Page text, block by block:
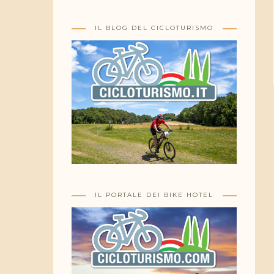
IL BLOG DEL CICLOTURISMO
IL PORTALE DEI BIKE HOTEL